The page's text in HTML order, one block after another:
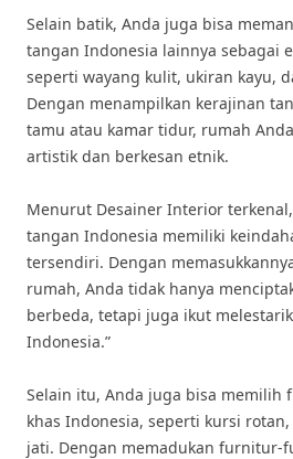
Selain batik, Anda juga bisa
tangan Indonesia lainnya sebagai
seperti wayang kulit, ukiran kayu,
Dengan menampilkan kerajinan
tamu atau kamar tidur, rumah
artistik dan berkesan etnik.
Menurut Desainer Interior
tangan Indonesia memiliki
tersendiri. Dengan
rumah, Anda tidak hanya
berbeda, tetapi juga ikut
Indonesia.”
Selain itu, Anda juga bisa memilih
khas Indonesia, seperti kursi
jati. Dengan memadukan furnitur-